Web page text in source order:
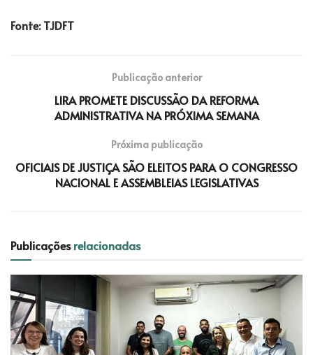
Fonte: TJDFT
Publicação anterior
LIRA PROMETE DISCUSSÃO DA REFORMA
ADMINISTRATIVA NA PRÓXIMA SEMANA
Próxima publicação
OFICIAIS DE JUSTIÇA SÃO ELEITOS PARA O CONGRESSO
NACIONAL E ASSEMBLEIAS LEGISLATIVAS
Publicaçõesrelacionadas